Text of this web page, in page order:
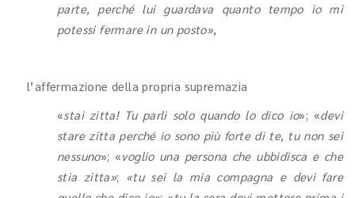
parte, perché lui guardava quanto tempo io mi
potessi fermare in un posto»,
l’affermazione della propria supremazia
«stai zitta! Tu parli solo quando lo dico io»; «devi
stare zitta perché io sono più forte di te, tu non sei
nessuno»; «voglio una persona che ubbidisca e che
stia zitta»; «tu sei la mia compagna e devi fare